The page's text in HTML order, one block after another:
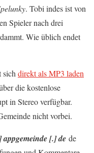
. Tobi indes ist von
Spieler nach drei
Wie üblich endet
sich direkt als MP3 laden
die kostenlose
in Stereo verfügbar.
nicht vorbei.
appgemeinde [.] de de